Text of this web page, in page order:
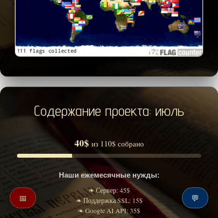
Содержание проекта: июль
40$ из 110$ собрано
Наши ежемесячные нужды:
❧ Сервер: 45$
❧ Поддержка SSL: 15$
❧ Google AI API: 35$
📅 💬